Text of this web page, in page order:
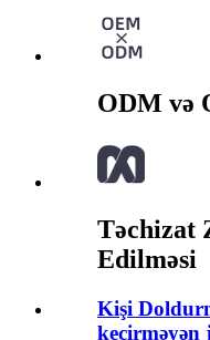
ODM və
Təchizat
Edilməsi
Kişi
keçirməyən